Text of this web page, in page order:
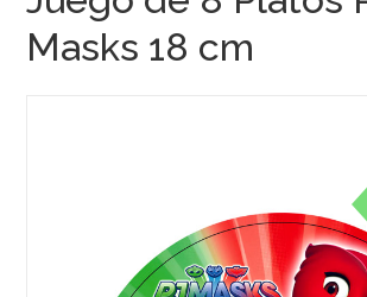
Masks 18 cm